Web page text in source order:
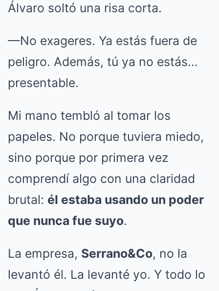
Álvaro soltó una risa corta.
—No exageres. Ya estás fuera de
peligro. Además, tú ya no estás…
presentable.
Mi mano tembló al tomar los
papeles. No porque tuviera miedo,
sino porque por primera vez
comprendí algo con una claridad
brutal: él estaba usando un poder
que nunca fue suyo.
La empresa, Serrano&Co, no la
levantó él. La levanté yo. Y todo lo